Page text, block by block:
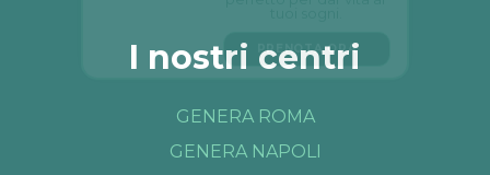
I nostri centri
GENERA ROMA
GENERA NAPOLI